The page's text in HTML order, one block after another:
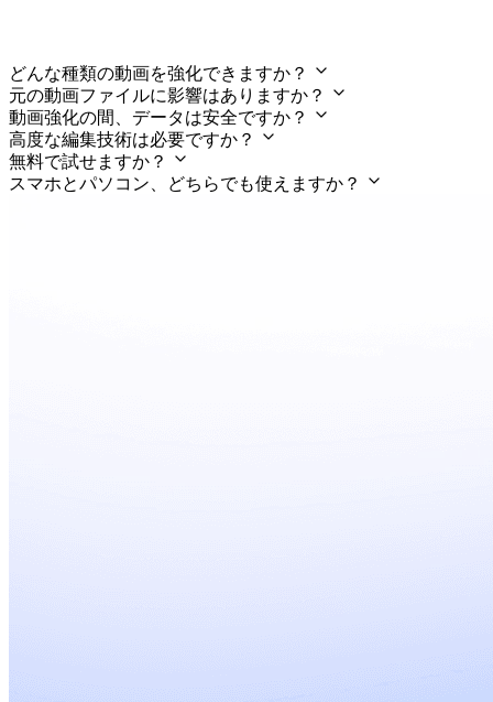
どんな種類の動画を強化できますか？
元の動画ファイルに影響はありますか？
動画強化の間、データは安全ですか？
高度な編集技術は必要ですか？
無料で試せますか？
スマホとパソコン、どちらでも使えますか？